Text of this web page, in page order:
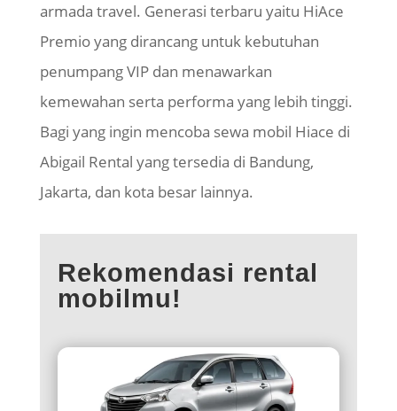
armada travel. Generasi terbaru yaitu HiAce
Premio yang dirancang untuk kebutuhan
penumpang VIP dan menawarkan
kemewahan serta performa yang lebih tinggi.
Bagi yang ingin mencoba sewa mobil Hiace di
Abigail Rental yang tersedia di Bandung,
Jakarta, dan kota besar lainnya.
Rekomendasi rental
mobilmu!